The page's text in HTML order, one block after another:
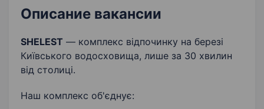
Описание вакансии
SHELEST — комплекс відпочинку на березі
Київського водосховища, лише за 30 хвилин
від столиці.
Наш комплекс об'єднує: